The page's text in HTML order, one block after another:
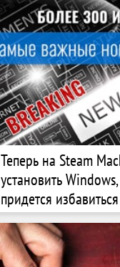
Теперь на Steam
установить
придется